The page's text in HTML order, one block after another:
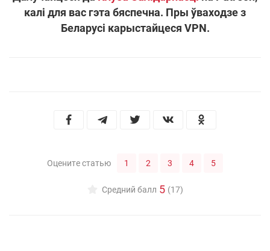
калі для вас гэта бяспечна. Пры ўваходзе з
Беларусі карыстайцеся VPN.
Оцените статью 1 2 3 4 5
Средний балл 5 (17)